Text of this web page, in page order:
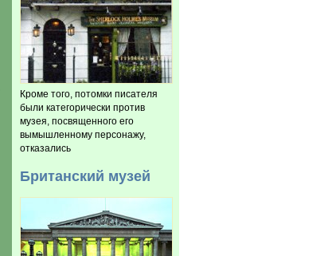
Кроме того, потомки писателя
были категорически против
музея, посвященного его
вымышленному персонажу,
отказались
Британский музей